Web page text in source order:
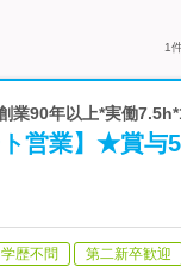
1
業90年以上*実働
営業】★賞与
学歴不問 第二新卒歓迎